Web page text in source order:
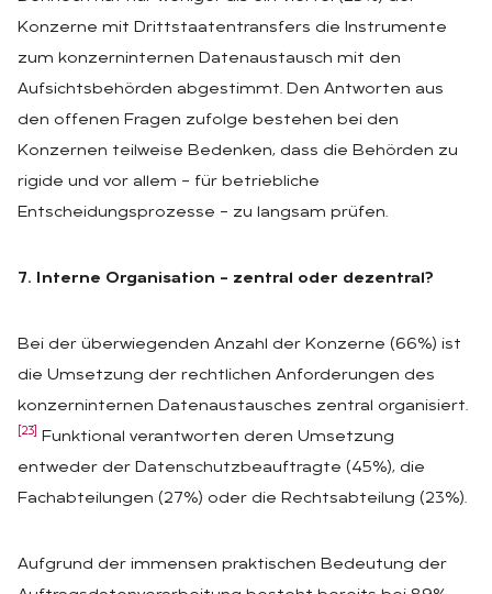
Konzerne mit Drittstaatentransfers die Instrumente
zum konzerninternen Datenaustausch mit den
Aufsichtsbehörden abgestimmt. Den Antworten aus
den offenen Fragen zufolge bestehen bei den
Konzernen teilweise Bedenken, dass die Behörden zu
rigide und vor allem – für betriebliche
Entscheidungsprozesse – zu langsam prüfen.
7. Interne Organisation – zentral oder dezentral?
Bei der überwiegenden Anzahl der Konzerne (66%) ist
die Umsetzung der rechtlichen Anforderungen des
konzerninternen Datenaustausches zentral organisiert.
[23]
Funktional verantworten deren Umsetzung
entweder der Datenschutzbeauftragte (45%), die
Fachabteilungen (27%) oder die Rechtsabteilung (23%).
Aufgrund der immensen praktischen Bedeutung der